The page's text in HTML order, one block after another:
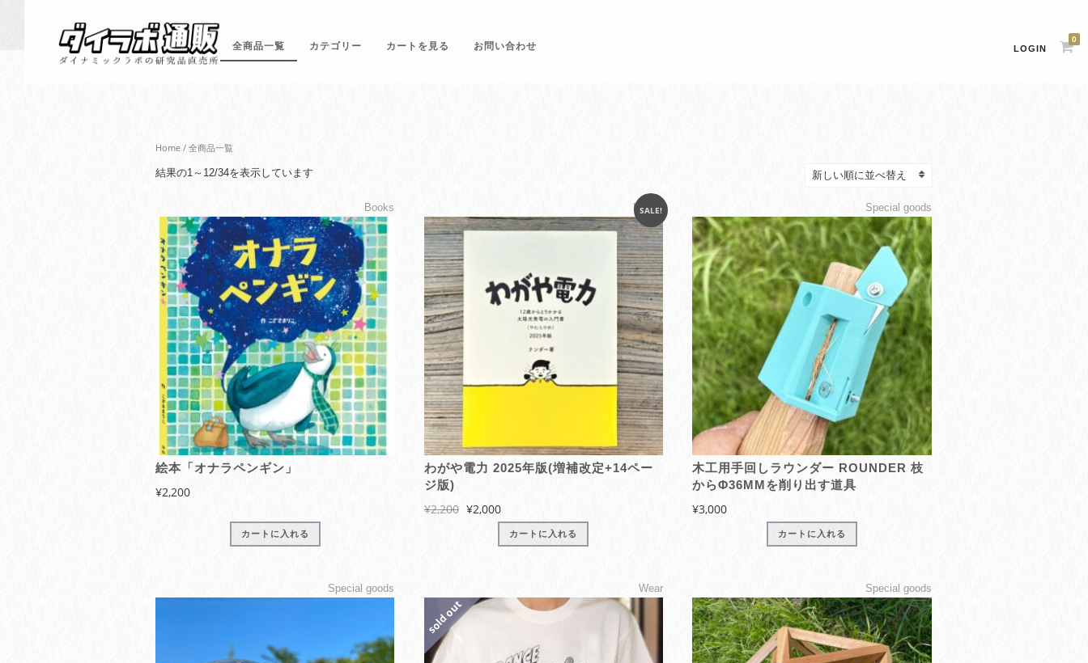
全商品一覧 カテゴリー カートを見る お問い合わせ LOGIN
0
全商品一覧
Home / 全商品一覧
結果の1～12/34を表示しています新
順
Books
絵本「オナラペンギン」
¥2,200
カートに入れる
Books
SALE!
わがや電力 2025年版(増補改定+14ペー
ジ版)
¥2,200 元
で
¥2,000現
在
の
¥2,000
カートに入れる
Special goods
木工用手回しラウンダー ROUNDER 枝
からΦ36MMを削り出す道具
¥3,000
カートに入れる
Special goods Wear
商
品
に
Special goods